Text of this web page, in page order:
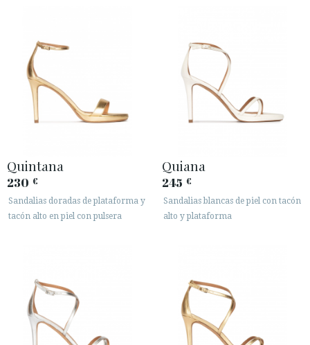
Quintana
230 €
Sandalias doradas de plataforma y
tacón alto en piel con pulsera
Quiana
245 €
Sandalias blancas de piel con tacón
alto y plataforma